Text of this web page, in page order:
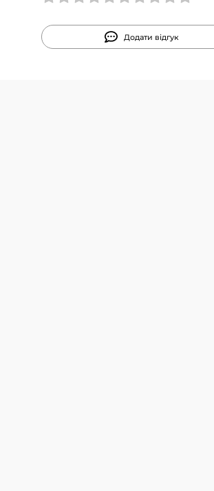
Додати відгук